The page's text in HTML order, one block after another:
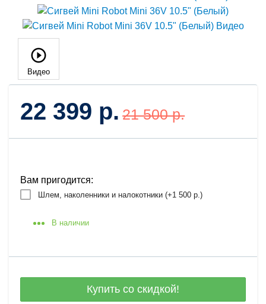
Видео
22 399 р. 21 500 р.
Вам пригодится:
Шлем, наколенники и налокотники (+1 500 р.)
В наличии
Купить со скидкой!